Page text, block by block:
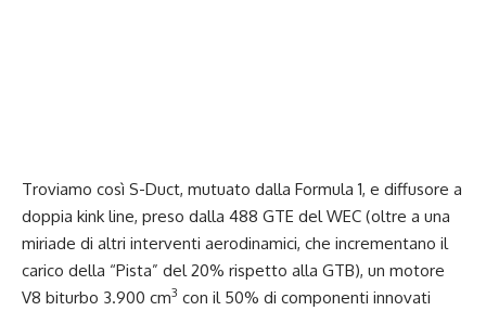
Troviamo così S-Duct, mutuato dalla Formula 1, e diffusore a
doppia kink line, preso dalla 488 GTE del WEC (oltre a una
miriade di altri interventi aerodinamici, che incrementano il
carico della “Pista” del 20% rispetto alla GTB), un motore
V8 biturbo 3.900 cm3 con il 50% di componenti innovati